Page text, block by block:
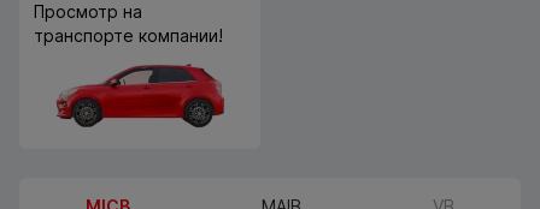
Просмотр на
транспорте компании!